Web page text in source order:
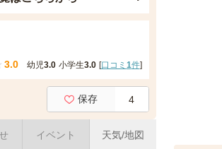
3.0 幼児3.0 小学生3.0 [口コミ 1件]
保存 4
イベント 天気/地図